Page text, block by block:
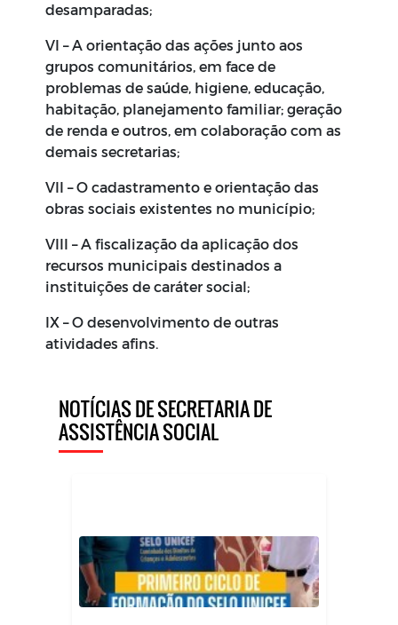
desamparadas;
VI – A orientação das ações junto aos
grupos comunitários, em face de
problemas de saúde, higiene, educação,
habitação, planejamento familiar; geração
de renda e outros, em colaboração com as
demais secretarias;
VII – O cadastramento e orientação das
obras sociais existentes no município;
VIII – A fiscalização da aplicação dos
recursos municipais destinados a
instituições de caráter social;
IX – O desenvolvimento de outras
atividades afins.
NOTÍCIAS DE SECRETARIA DE
ASSISTÊNCIA SOCIAL